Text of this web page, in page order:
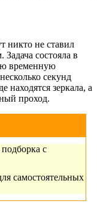
никто не ставил
состояла в
временную
секунд
находятся зеркала, а
проход.
подборка с
самостоятельных